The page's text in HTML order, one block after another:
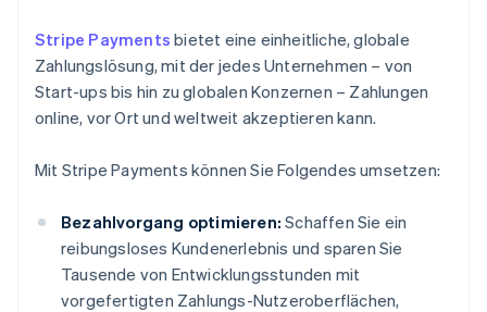
Stripe Payments bietet eine einheitliche, globale
Zahlungslösung, mit der jedes Unternehmen – von
Start-ups bis hin zu globalen Konzernen – Zahlungen
online, vor Ort und weltweit akzeptieren kann.
Mit Stripe Payments können Sie Folgendes umsetzen:
Bezahlvorgang optimieren: Schaffen Sie ein
reibungsloses Kundenerlebnis und sparen Sie
Tausende von Entwicklungsstunden mit
vorgefertigten Zahlungs-Nutzeroberflächen,